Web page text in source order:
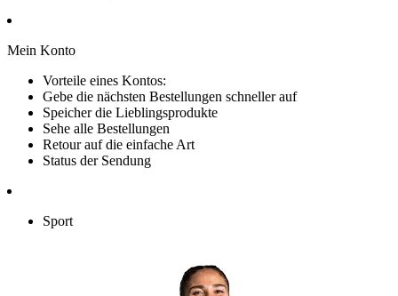
Mein Konto
Vorteile eines Kontos:
Gebe die nächsten Bestellungen schneller auf
Speicher die Lieblingsprodukte
Sehe alle Bestellungen
Retour auf die einfache Art
Status der Sendung
Sport